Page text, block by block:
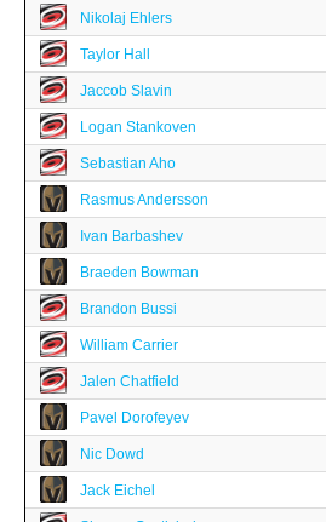
Nikolaj Ehlers
Taylor Hall
Jaccob Slavin
Logan Stankoven
Sebastian Aho
Rasmus Andersson
Ivan Barbashev
Braeden Bowman
Brandon Bussi
William Carrier
Jalen Chatfield
Pavel Dorofeyev
Nic Dowd
Jack Eichel